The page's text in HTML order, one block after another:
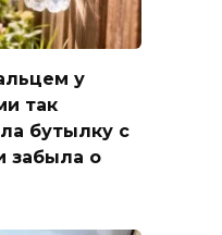
у
так
бутылку с
забыла о